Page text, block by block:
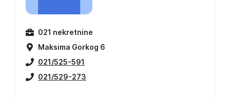
021 nekretnine
Maksima Gorkog 6
021/525-591
021/529-273